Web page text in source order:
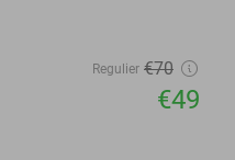
Regulier €70
€49